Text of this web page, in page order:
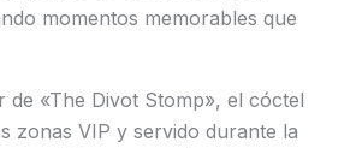
momentos memorables que
«The Divot Stomp», el cóctel
zonas VIP y servido durante la